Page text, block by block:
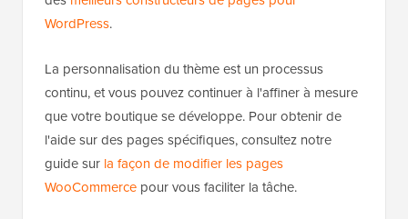
WordPress.
La personnalisation du thème est un processus
continu, et vous pouvez continuer à l'affiner à mesure
que votre boutique se développe. Pour obtenir de
l'aide sur des pages spécifiques, consultez notre
guide sur la façon de modifier les pages
WooCommerce pour vous faciliter la tâche.